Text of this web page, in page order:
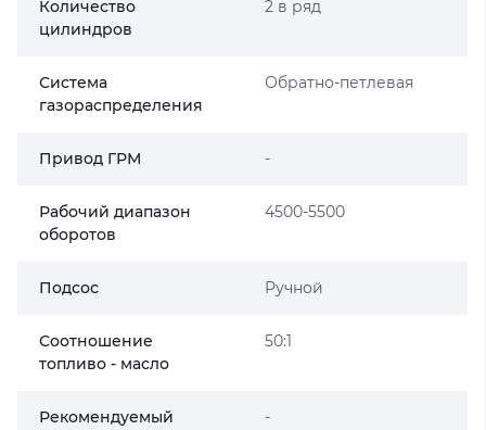
Количество
цилиндров
2 в ряд
Система
газораспределения
Обратно-петлевая
Привод ГРМ -
Рабочий диапазон
оборотов
4500-5500
Подсос Ручной
Соотношение
топливо - масло
50:1
Рекомендуемый
-